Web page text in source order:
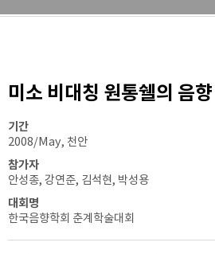
미소 비대칭 원통쉘의 음
기간
2008/May, 천안
참가자
안성종, 강연준, 김석현, 박성용
대회명
한국음향학회 춘계학술대회